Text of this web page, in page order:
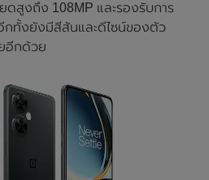
ดสูงถึง 108MP และรองรับการ
กทั้งยังมีสีสันและดีไซน์ของตัว
อีกด้วย